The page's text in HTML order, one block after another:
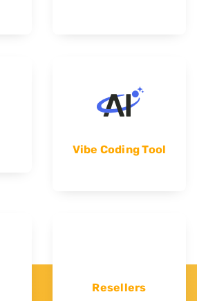
Vibe Coding Tool
Resellers